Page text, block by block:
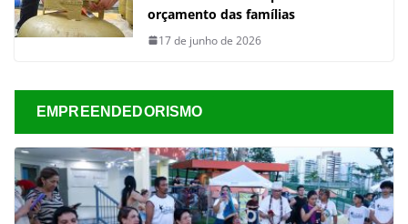
orçamento das famílias
17 de junho de 2026
EMPREENDEDORISMO